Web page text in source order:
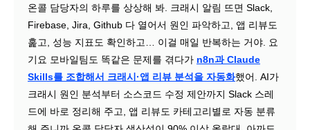
온콜 담당자의 하루를 상상해 봐. 크래시 알림 뜨면 Slack,
Firebase, Jira, Github 다 열어서 원인 파악하고, 앱 리뷰도
훑고, 성능 지표도 확인하고… 이걸 매일 반복하는 거야. 요
기요 모바일팀도 똑같은 문제를 겪다가 n8n과 Claude
Skills를 조합해서 크래시·앱 리뷰 분석을 자동화했어. AI가
크래시 원인 분석부터 소스코드 수정 제안까지 Slack 스레
드에 바로 정리해 주고, 앱 리뷰도 카테고리별로 자동 분류